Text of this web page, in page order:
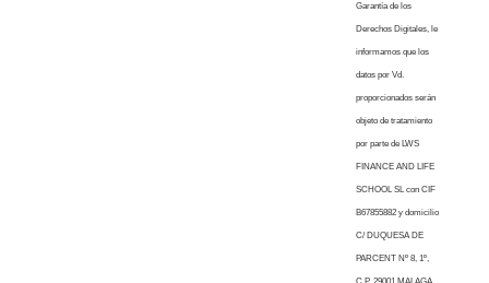
Garantía de los
Derechos Digitales, le
informamos que los
datos por Vd.
proporcionados serán
objeto de tratamiento
por parte de LWS
FINANCE AND LIFE
SCHOOL SL con CIF
B67855882 y domicilio
C/ DUQUESA DE
PARCENT Nº 8, 1º,